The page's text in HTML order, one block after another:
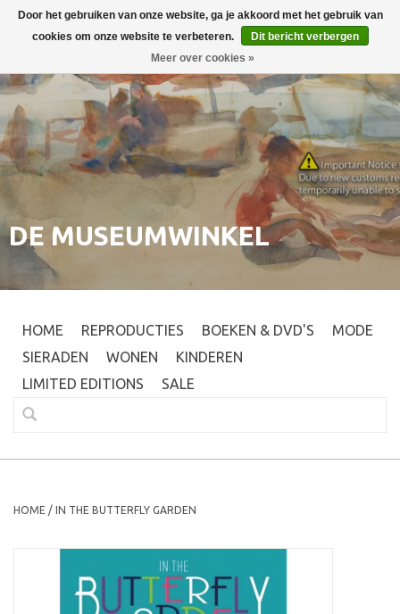
Inloggen 0
DE MUSEUMWINKEL
HOME REPRODUCTIES BOEKEN & DVD'S
MODE
SIERADEN
WONEN
KINDEREN
LIMITED EDITIONS
SALE
HOME / IN THE BUTTERFLY GARDEN
Door het gebruiken van onze website, ga je akkoord met het gebruik van
cookies om onze website te verbeteren.
Dit bericht verbergen
Meer over cookies »